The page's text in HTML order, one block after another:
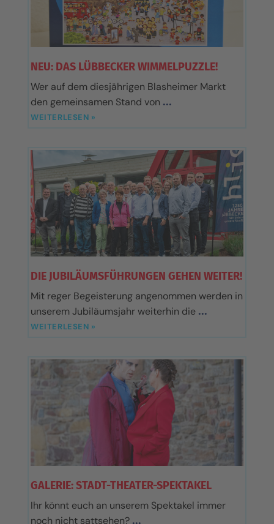
NEU: DAS LÜBBECKER WIMMELPUZZLE!
Wer auf dem diesjährigen Blasheimer Markt
den gemeinsamen Stand von
WEITERLESEN »
DIE JUBILÄUMSFÜHRUNGEN GEHEN WEITER!
Mit reger Begeisterung angenommen werden in
unserem Jubiläumsjahr weiterhin die
WEITERLESEN »
GALERIE: STADT-THEATER-SPEKTAKEL
Ihr könnt euch an unserem Spektakel immer
noch nicht sattsehen?